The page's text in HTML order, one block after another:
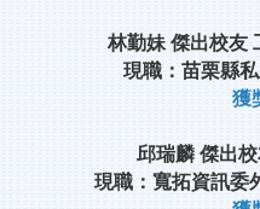
林勤妹 傑出校友
現職：苗栗縣
獲
邱瑞麟 傑出
現職：寬拓資訊委